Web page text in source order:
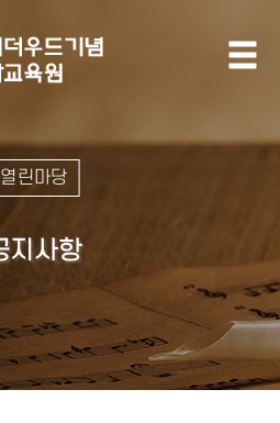
열린마당
지사항